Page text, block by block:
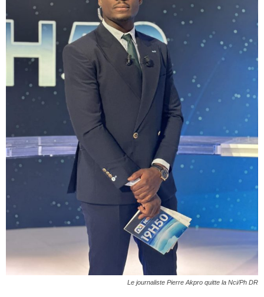
Le journaliste Pierre Akpro quitte la Nci/Ph DR